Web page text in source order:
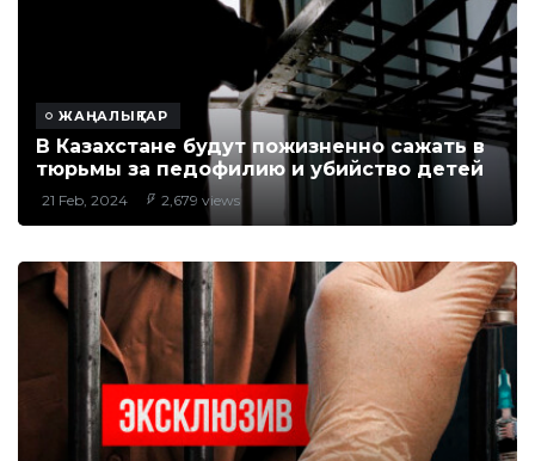
ЖАҢАЛЫҚТАР
В Казахстане будут пожизненно сажать в
тюрьмы за педофилию и убийство детей
21 Feb, 2024 2,679 views